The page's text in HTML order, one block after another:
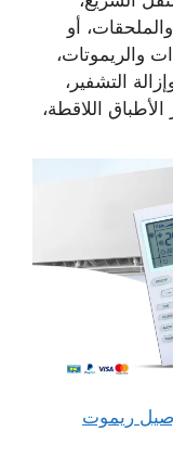
أو
والريموتات،
التشفير،
اللاقطة،
للمنزل 66041166 توصيل ريموت